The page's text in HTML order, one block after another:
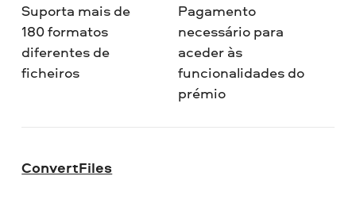
Suporta mais de
180 formatos
diferentes de
ficheiros
Pagamento
necessário para
aceder às
funcionalidades do
prémio
ConvertFiles